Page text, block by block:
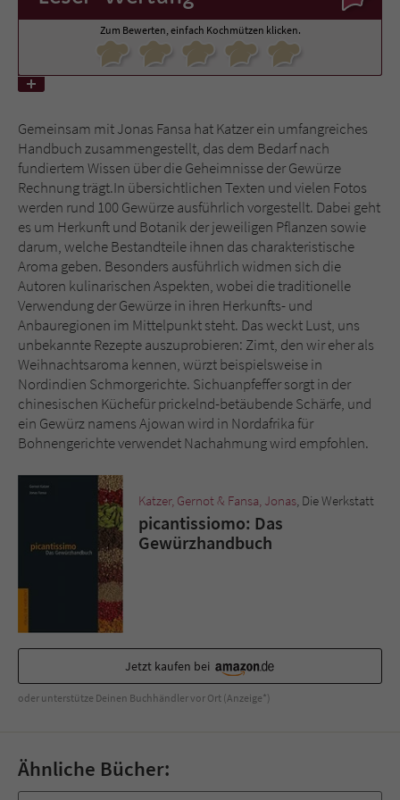
Zum Bewerten, einfach Kochmützen klicken.
Gemeinsam mit Jonas Fansa hat Katzer ein umfangreiches
Handbuch zusammengestellt, das dem Bedarf nach
fundiertem Wissen über die Geheimnisse der Gewürze
Rechnung trägt.In übersichtlichen Texten und vielen Fotos
werden rund 100 Gewürze ausführlich vorgestellt. Dabei geht
es um Herkunft und Botanik der jeweiligen Pflanzen sowie
darum, welche Bestandteile ihnen das charakteristische
Aroma geben. Besonders ausführlich widmen sich die
Autoren kulinarischen Aspekten, wobei die traditionelle
Verwendung der Gewürze in ihren Herkunfts- und
Anbauregionen im Mittelpunkt steht. Das weckt Lust, uns
unbekannte Rezepte auszuprobieren: Zimt, den wir eher als
Weihnachtsaroma kennen, würzt beispielsweise in
Nordindien Schmorgerichte. Sichuanpfeffer sorgt in der
chinesischen Küchefür prickelnd-betäubende Schärfe, und
ein Gewürz namens Ajowan wird in Nordafrika für
Bohnengerichte verwendet Nachahmung wird empfohlen.
Katzer, Gernot & Fansa, Jonas , Die Werkstatt
picantissiomo: Das
Gewürzhandbuch
Jetzt kaufen bei
oder unterstütze Deinen Buchhändler vor Ort (Anzeige*)
Ähnliche Bücher:
tx_pwcomments_ahash
Laufzeit 1 Jahr
Zweck Cookie für Kommentare einzelner Buchtitel
Name fe_typo_user
Anbieter Literatur-Couch Medien GmbH & Co. KG
Laufzeit Session
Zweck
Dieses Cookie gewährleistet die
Kommunikation der Webseite mit dem
Benutzer. Es wird benötigt um z. B. den
Sicherheitscode des Kontaktformulars zu
überprüfen.